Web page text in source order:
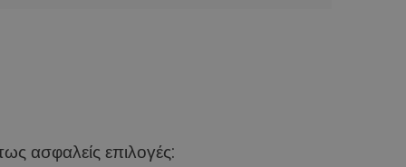
ασφαλείς επιλογές: